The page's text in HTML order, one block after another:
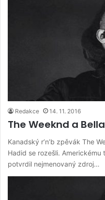
Redakce 14. 11. 2016
The Weeknd a
Kanadský r’n’b zpěvák The
Hadid se rozešli.
potvrdil nejmenovaný zdroj…